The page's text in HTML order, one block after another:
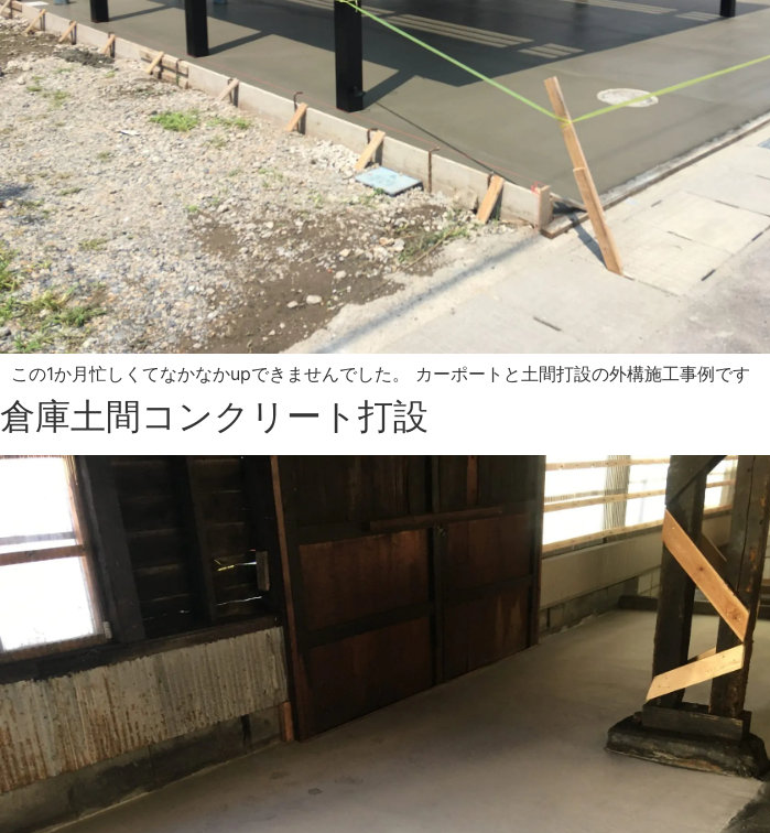
この1か月忙しくてなかなかupできませんでした。 カーポートと土間打設の外構施工事例
倉庫土間コンクリート打設